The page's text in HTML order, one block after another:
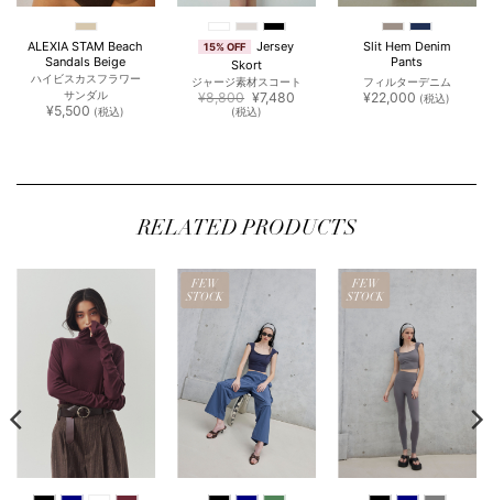
ALEXIA STAM Beach
Sandals Beige
ハイビスカスフラワー
サンダル
¥5,500 (税込)
15% OFF
Jersey
Skort
ジャージ素材スコート
¥8,800 元
の
価
し
¥7,480現
で
(税込)
Slit Hem Denim
Pants
フィルターデニム
¥22,000 (税込)
RELATED PRODUCTS
FEW
STOCK
FEW
STOCK